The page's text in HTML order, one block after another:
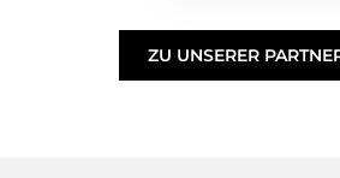
ZU UNSERER